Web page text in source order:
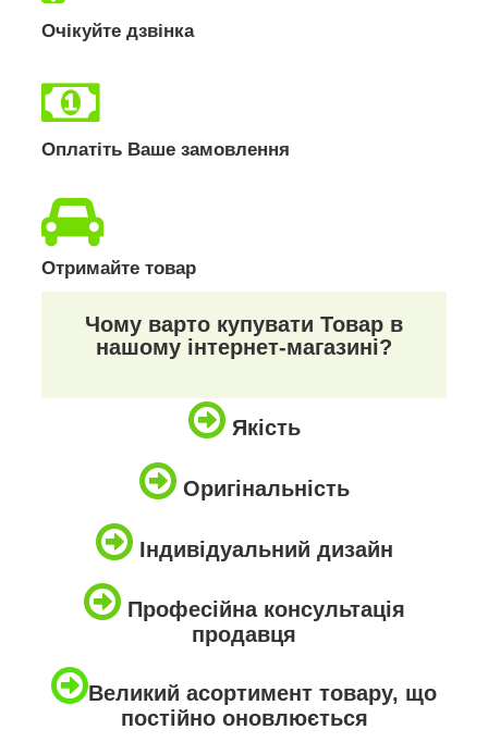
Очікуйте дзвінка
Оплатіть Ваше замовлення
Отримайте товар
Чому варто купувати Товар в
нашому інтернет-магазині?
Якість
Оригінальність
Індивідуальний дизайн
Професійна консультація
продавця
Великий асортимент товару, що
постійно оновлюється